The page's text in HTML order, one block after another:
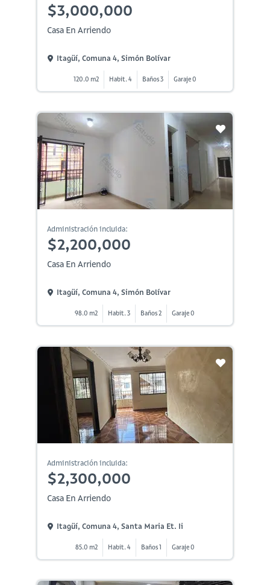
$3,000,000
Casa En Arriendo
Itagüí, Comuna 4, Simón Bolívar
120.0 m2 Habit. 4 Baños 3 Garaje 0
Administración incluida:
$2,200,000
Casa En Arriendo
Itagüí, Comuna 4, Simón Bolívar
98.0 m2 Habit. 3 Baños 2 Garaje 0
Administración incluida:
$2,300,000
Casa En Arriendo
Itagüí, Comuna 4, Santa Maria Et. Ii
85.0 m2 Habit. 4 Baños 1 Garaje 0